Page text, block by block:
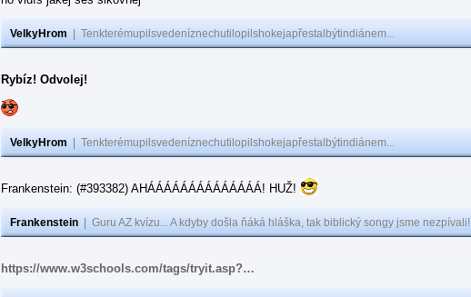
VelkyHrom Tenkterémupilsvedeníznechutilopilshokejapřestalbýtindiánem...
Rybíz! Odvolej!
VelkyHrom Tenkterémupilsvedeníznechutilopilshokejapřestalbýtindiánem...
Frankenstein: (#393382) AHÁÁÁÁÁÁÁÁÁÁÁÁÁÁ! HUŽ!
Frankenstein Guru AZ kvízu... A kdyby došla ňáká hláška, tak biblický songy jsme nezpívali!
https://www.w3schools.com/tags/tryit.asp?…